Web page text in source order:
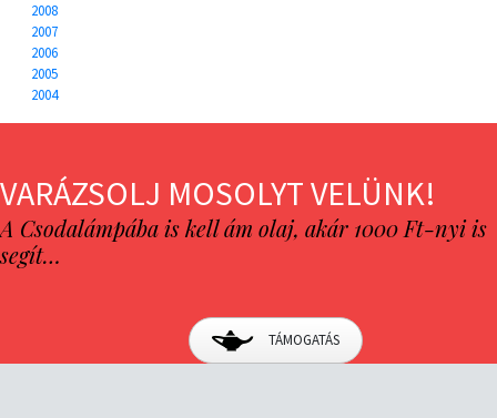
2008
2007
2006
2005
2004
VARÁZSOLJ MOSOLYT VELÜNK!
A Csodalámpába is kell ám olaj, akár 1000 Ft-nyi is
segít…
TÁMOGATÁS